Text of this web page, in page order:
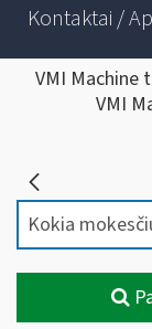
Kontaktai /
VMI
VMI